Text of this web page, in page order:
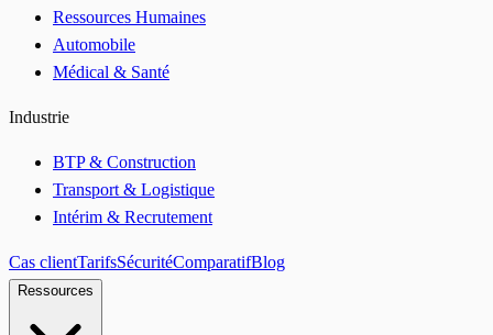
Ressources Humaines
Automobile
Médical & Santé
Industrie
BTP & Construction
Transport & Logistique
Intérim & Recrutement
Cas clientTarifsSécuritéComparatifBlog
Ressources